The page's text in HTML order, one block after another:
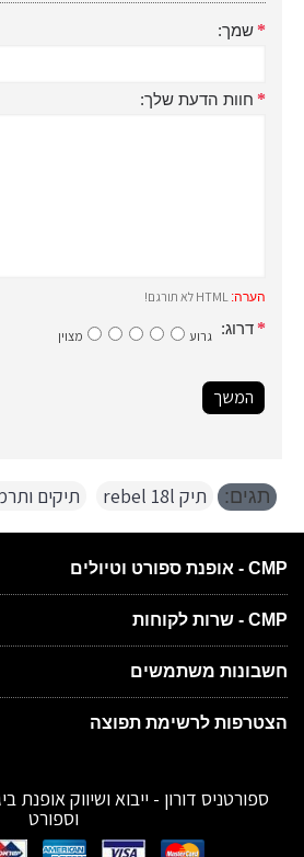
שמך:
חוות הדעת שלך:
הערה:
דרוג: גרוע מצוין
המשך
תגים: תיק rebel 18l תיקים
CMP - אופנת ספורט וטיולים
CMP - שרות לקוחות
חשבונות משתמשים
הצטרפות לרשימת תפוצה
ספורטניס דורון - ייבוא ושיווק אופנת
וספורט